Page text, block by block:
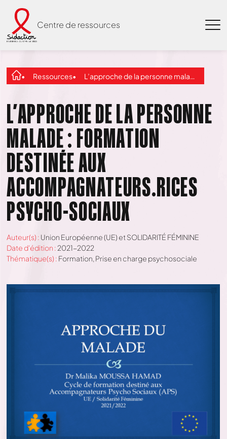
Centre de ressources
Ressources L’approche de la personne malade : formation destinée aux accompagnateurs.rices psycho-sociaux
L’APPROCHE DE LA PERSONNE
MALADE : FORMATION
DESTINÉE AUX
ACCOMPAGNATEURS.RICES
PSYCHO-SOCIAUX
Auteur(s) : Union Européenne (UE) et SOLIDARITÉ FÉMININE
Date d'édition : 2021-2022
Thématique(s) : Formation, Prise en charge psychosociale